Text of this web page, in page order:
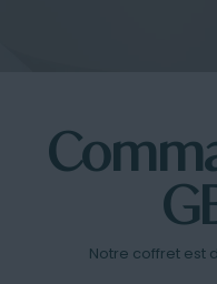
Notre coffret est